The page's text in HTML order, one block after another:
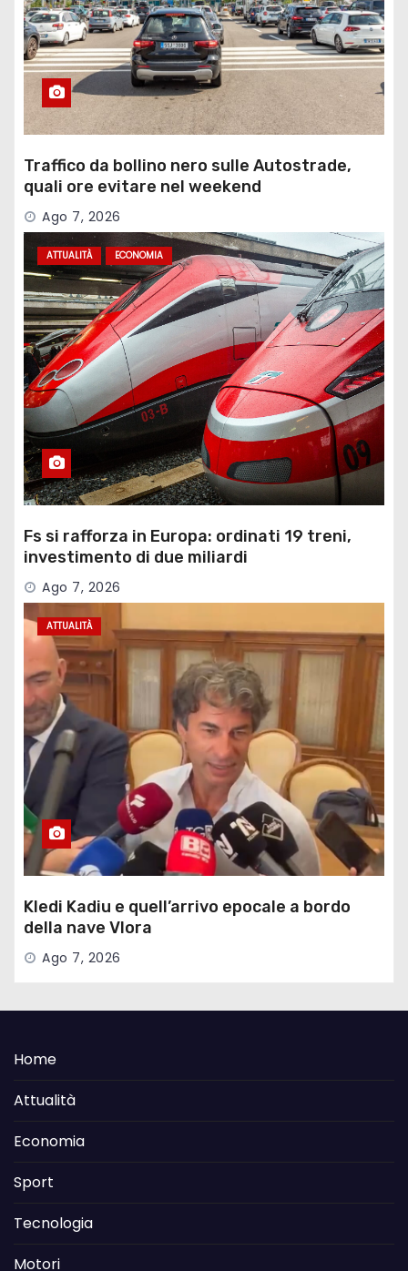
Traffico da bollino nero sulle Autostrade,
quali ore evitare nel weekend
Ago 7, 2026
ATTUALITÀ ECONOMIA
Fs si rafforza in Europa: ordinati 19 treni,
investimento di due miliardi
Ago 7, 2026
ATTUALITÀ
Kledi Kadiu e quell’arrivo epocale a bordo
della nave Vlora
Ago 7, 2026
Home
Attualità
Economia
Sport
Tecnologia
Motori